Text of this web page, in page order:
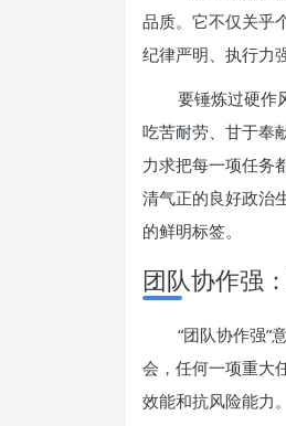
品质。它不仅关乎
纪律严明、执行力
要锤炼过硬作
吃苦耐劳、甘于奉
力求把每一项任务
清气正的良好政治
的鲜明标签。
团队协作强
“团队协作强”
会，任何一项重大
效能和抗风险能力。